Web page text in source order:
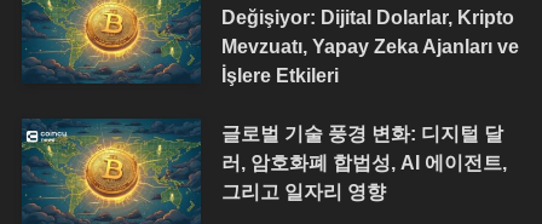
Değişiyor: Dijital Dolarlar, Kripto
Mevzuatı, Yapay Zeka Ajanları ve
İşlere Etkileri
글로벌 기술 풍경 변화: 디지털 달
러, 암호화폐 합법성, AI 에이전트,
그리고 일자리 영향